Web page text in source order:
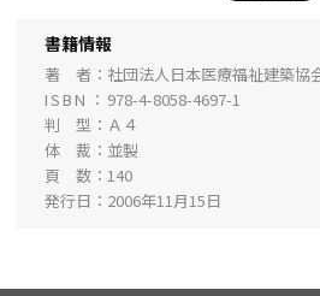
書籍情報
著 者
社団法人日本医療福祉建築協
ISBN
978-4-8058-4697-1
判 型
Ａ４
体 裁
並製
頁 数
140
発行日
2006年11月15日